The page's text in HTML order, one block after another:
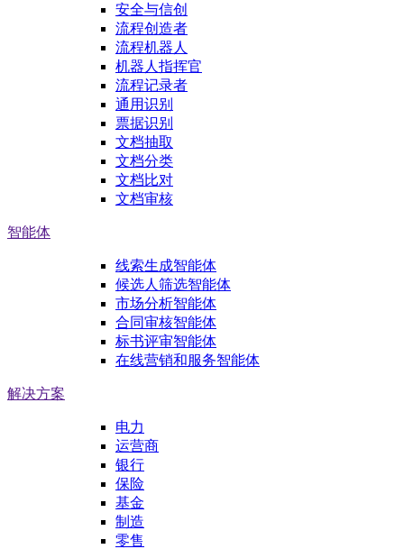
安全与信创
流程创造者
流程机器人
机器人指挥官
流程记录者
通用识别
票据识别
文档抽取
文档分类
文档比对
文档审核
智能体
线索生成智能体
候选人筛选智能体
市场分析智能体
合同审核智能体
标书评审智能体
在线营销和服务智能体
解决方案
电力
运营商
银行
保险
基金
制造
零售